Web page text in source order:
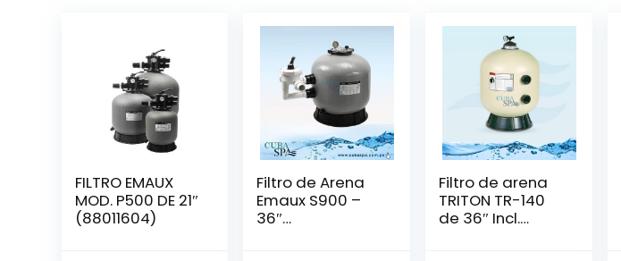
FILTRO EMAUX
MOD. P500 DE 21″
(88011604)
Filtro de Arena
Emaux S900 –
36″
Filtro de arena
TRITON TR-140
de 36″ Incl.